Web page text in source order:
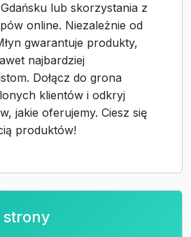
lub skorzystania z
online. Niezależnie od
gwarantuje produkty,
najbardziej
Dołącz do grona
klientów i odkryj
jakie oferujemy. Ciesz się
produktów!